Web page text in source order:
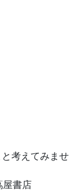
考えてみませ
屋書店